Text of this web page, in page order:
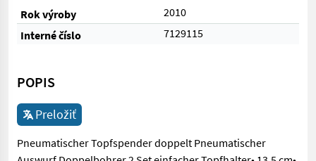
Rok výroby
2010
Interné číslo
7129115
POPIS
Preložiť
Pneumatischer Topfspender doppelt Pneumatischer